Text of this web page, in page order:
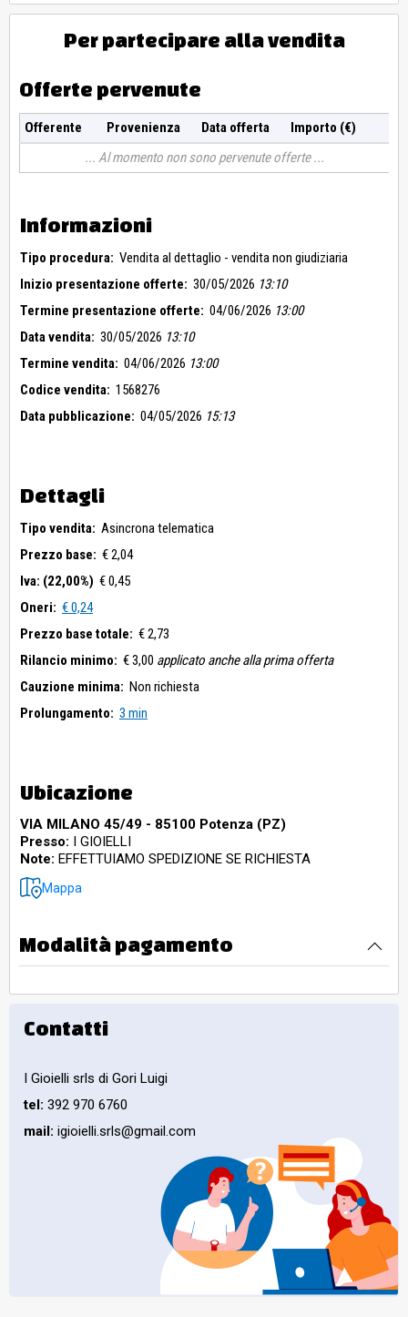
Per partecipare alla vendita
Offerte pervenute
Offerente Provenienza Data offerta
Importo (€)
Al momento non sono pervenute offerte
Informazioni
Tipo procedura: Vendita al dettaglio - vendita non giudiziaria
Inizio presentazione offerte: 30/05/2026 13:10
Termine presentazione offerte: 04/06/2026 13:00
Data vendita: 30/05/2026 13:10
Termine vendita: 04/06/2026 13:00
Codice vendita: 1568276
Data pubblicazione: 04/05/2026 15:13
Dettagli
Tipo vendita: Asincrona telematica
Prezzo base: € 2,04
Iva: (22,00%) € 0,45
Oneri: € 0,24
Prezzo base totale: € 2,73
Rilancio minimo: € 3,00 applicato anche alla prima offerta
Cauzione minima: Non richiesta
Prolungamento: 3 min
Ubicazione
VIA MILANO 45/49 - 85100 Potenza (PZ)
Presso: I GIOIELLI
Note: EFFETTUIAMO SPEDIZIONE SE RICHIESTA
Mappa
Modalità pagamento
Contatti
I Gioielli srls di Gori Luigi
tel: 392 970 6760
mail: igioielli.srls@gmail.com